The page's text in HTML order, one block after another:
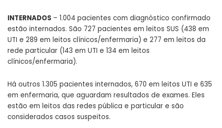
INTERNADOS – 1.004 pacientes com diagnóstico confirmado
estão internados. São 727 pacientes em leitos SUS (438 em
UTI e 289 em leitos clínicos/enfermaria) e 277 em leitos da
rede particular (143 em UTI e 134 em leitos
clínicos/enfermaria).
Há outros 1.305 pacientes internados, 670 em leitos UTI e 635
em enfermaria, que aguardam resultados de exames. Eles
estão em leitos das redes pública e particular e são
considerados casos suspeitos.